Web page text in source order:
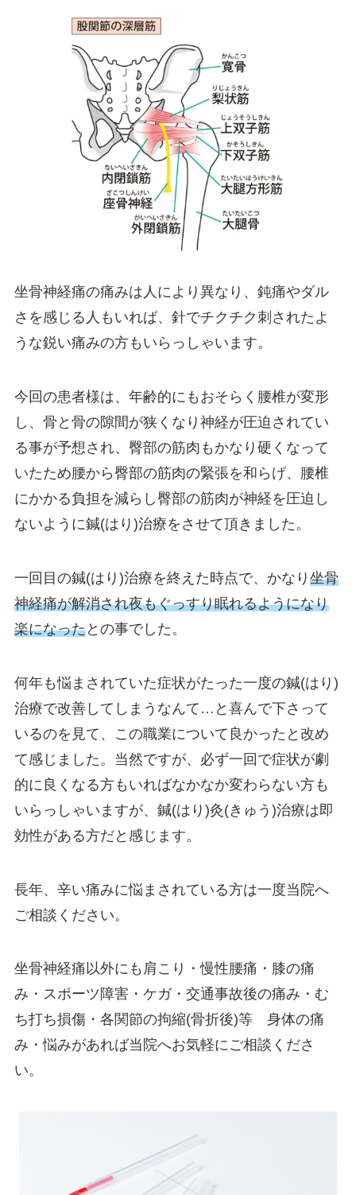
坐骨神経痛の痛みは人により異なり、鈍痛やダル
さを感じる人もいれば、針でチクチク刺されたよ
うな鋭い痛みの方もいらっしゃいます。
今回の患者様は、年齢的にもおそらく腰椎が変形
し、骨と骨の隙間が狭くなり神経が圧迫されてい
る事が予想され、臀部の筋肉もかなり硬くなって
いたため腰から臀部の筋肉の緊張を和らげ、腰椎
にかかる負担を減らし臀部の筋肉が神経を圧迫し
ないように鍼(はり)治療をさせて頂きました。
一回目の鍼(はり)治療を終えた時点で、かなり 坐骨
神経痛が解消され夜もぐっすり眠れるようになり
楽になったとの事でした。
何年も悩まされていた症状がたった一度の鍼(はり)
治療で改善してしまうなんて…と喜んで下さって
いるのを見て、この職業について良かったと改め
て感じました。当然ですが、必ず一回で症状が劇
的に良くなる方もいればなかなか変わらない方も
いらっしゃいますが、鍼(はり)灸(きゅう)治療は即
効性がある方だと感じます。
長年、辛い痛みに悩まされている方は一度当院へ
ご相談ください。
坐骨神経痛以外にも肩こり・慢性腰痛・膝の痛
み・スポーツ障害・ケガ・交通事故後の痛み・む
ち打ち損傷・各関節の拘縮(骨折後)等 身体の痛
み・悩みがあれば当院へお気軽にご相談くださ
い。